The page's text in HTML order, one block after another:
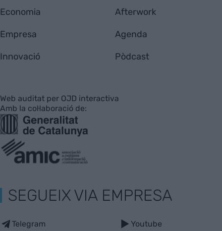
Economia
Empresa
Innovació
Afterwork
Agenda
Pòdcast
Web auditat per OJD interactiva
Amb la col·laboració de:
SEGUEIX VIA EMPRESA
Telegram Youtube